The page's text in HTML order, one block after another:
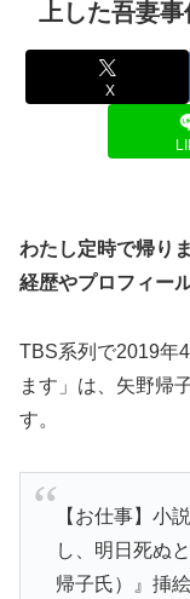
上した吾妻事
X
わたし定時で帰り
経歴やプロフィー
TBS系列で2019年
ます」は、矢野帰
す。
【お仕事】小
し、明日死ぬ
帰子氏）』挿